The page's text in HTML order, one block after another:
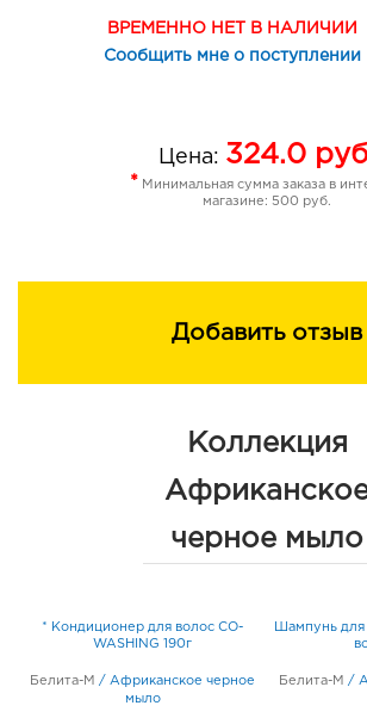
ВРЕМЕННО НЕТ В НАЛИЧИИ
Сообщить мне о поступлении
Цена: 324.0
* Минимальная сумма заказа в
магазине: 500 руб.
Добавить отзыв
Коллекция
черное мыло
* Кондиционер для волос CO-
WASHING 190г
Белита-М / Африканское черное
мыло
Шампунь
Белита-М /